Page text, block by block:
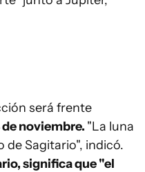
será frente
noviembre. "La luna
de Sagitario", indicó.
significa que "el